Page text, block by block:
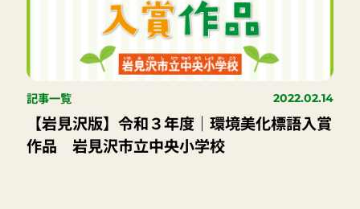
記事一覧 2022.02.14
【岩見沢版】令和３年度｜環境美化標語入賞
作品 岩見沢市立中央小学校